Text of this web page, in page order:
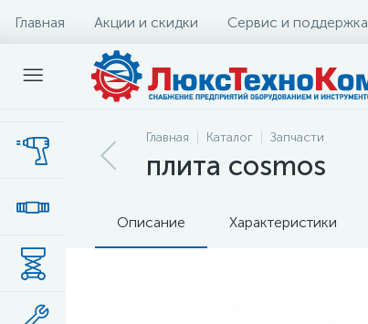
Главная Акции и скидки Сервис и поддержка
Главная Каталог Запчасти
плита cosmos
Описание Характеристики